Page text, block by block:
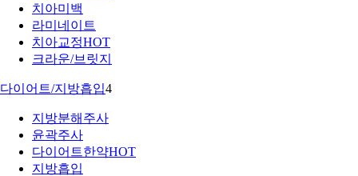
치아미백
라미네이트
치아교정HOT
크라운/브릿지
다이어트/지방흡입4
지방분해주사
윤곽주사
다이어트한약HOT
지방흡입